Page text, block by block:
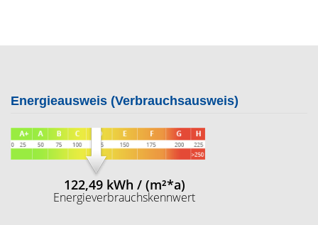
Energieausweis (Verbrauchsausweis)
122,49 kWh / (m²*a)
Energieverbrauchskennwert